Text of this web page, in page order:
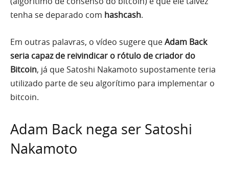
tenha se deparado com hashcash.
Em outras palavras, o vídeo sugere queAdam Back
seria capaz de reivindicar o rótulo de criador do
Bitcoin, já que Satoshi Nakamoto supostamente teria
utilizado parte de seu algorítimo para implementar o
bitcoin.
Adam Back nega ser Satoshi
Nakamoto